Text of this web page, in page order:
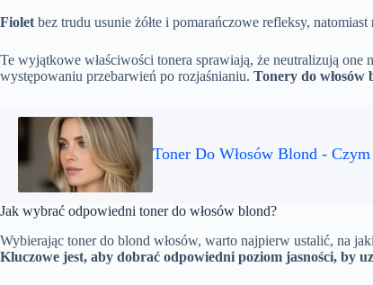
Fiolet bez trudu usunie żółte i pomarańczowe refleksy, natomiast
Te wyjątkowe właściwości tonera sprawiają, że neutralizują one
występowaniu przebarwień po rozjaśnianiu. Tonery do włosów
Toner Do Włosów Blond - Czym
Jak wybrać odpowiedni toner do włosów blond?
Wybierając toner do blond włosów, warto najpierw ustalić, na
Kluczowe jest, aby dobrać odpowiedni poziom jasności, by